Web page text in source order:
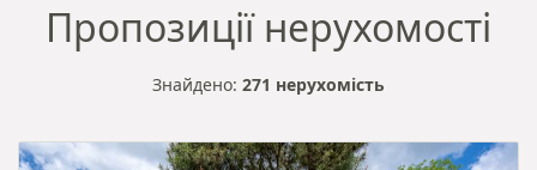
Пропозиції нерухомості
Знайдено: 271 нерухомість